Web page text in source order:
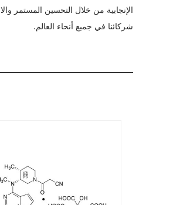
الإنجابية من خلال التحسين المستمر
شركائنا في جميع أنحاء العالم.